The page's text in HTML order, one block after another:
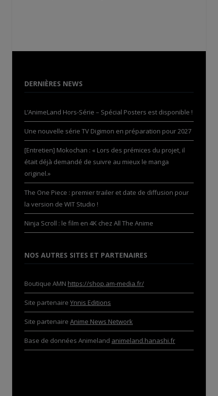
DERNIÈRES NEWS
L’AnimeLand Hors-Série – Spécial Posters est disponible !
Une nouvelle série TV Digimon en préparation pour 2027
[Entretien] Mokochan : « Lors des prémices du projet, il
était déjà demandé de suivre au mieux le manga
originel.»
The One Piece : premier trailer et date de diffusion pour
la version de WIT Studio !
Ninja Scroll : le film en 4K chez All The Anime
NOS AUTRES SITES ET PARTENAIRES
Boutique AMN https://shop.am-media.fr/
Site partenaire Ynnis Editions
Site partenaire Anime News Network
Base de données Animeland animeland.hanashi.fr